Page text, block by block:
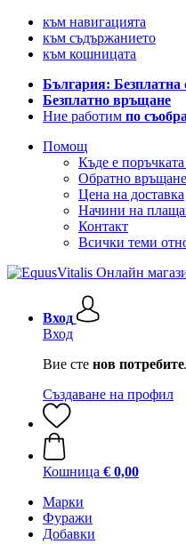
към навигацията
към съдържанието
към кошницата
България: Безплатна
Безплатно връщане
Ние работим по
Помощ
Къде е
Обратно връщане
Цена на доставка
Начини на
Контакт
Всички теми
Вход
Вход
Вие сте нов
Създаване на профил
Кошница € 0,00
Марки
Фуражи
Добавки